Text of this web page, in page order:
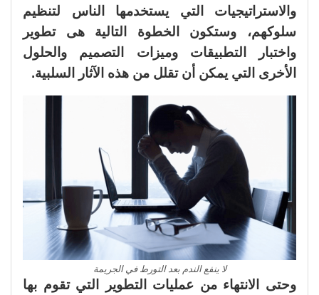
والاستراتيجيات التي يستخدمها الناس لتنظيم
سلوكهم، وستكون الخطوة التالية هى تطوير
واختبار التطبيقات وميزات التصميم والحلول
الأخرى التي يمكن أن تقلل من هذه الآثار السلبية.
لا ينفع الندم بعد التورط في الجريمة
وحتى الانتهاء من عمليات التطوير التي تقوم بها